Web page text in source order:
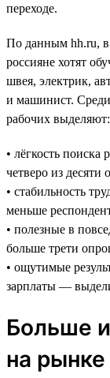
переходе.
По данным hh.ru, в
россияне хотят
швея, электрик,
и машинист.
рабочих выделяют:
• лёгкость
четверо из
• стабильность
меньше
• полезные в
больше трети
• ощутимые
зарплаты —
Больше
на рынке